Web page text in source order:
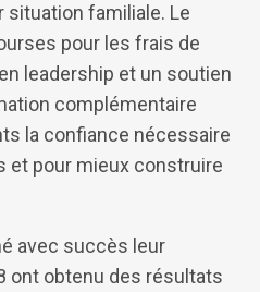
situation familiale. Le
pour les frais de
leadership et un soutien
complémentaire
la confiance nécessaire
et pour mieux construire
avec succès leur
ont obtenu des résultats